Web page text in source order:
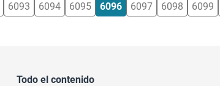
6093 6094 6095 6096 6097 6098 6099
Todo el contenido